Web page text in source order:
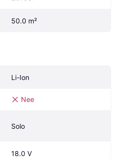
50.0 m²
Li-Ion
Nee
Solo
18.0 V